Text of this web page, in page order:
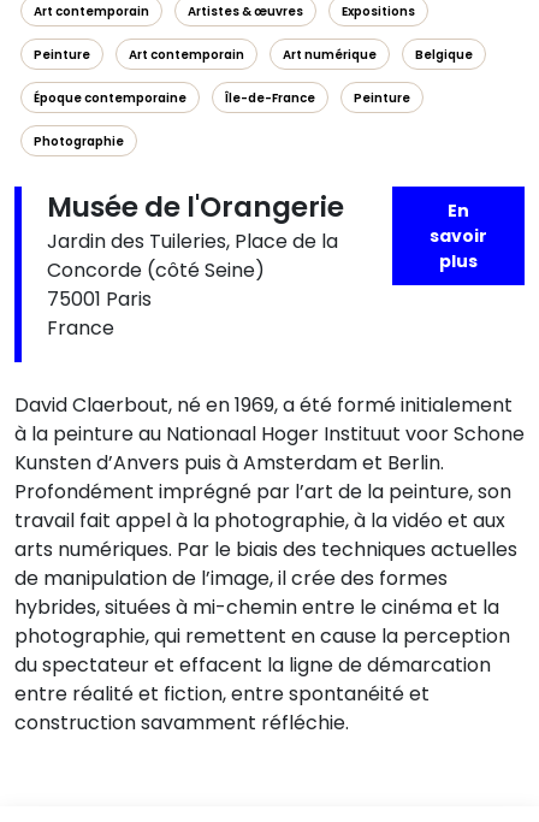
Art contemporain Artistes & œuvres Expositions
Peinture Art contemporain Art numérique Belgique
Époque contemporaine Île-de-France Peinture
Photographie
Musée de l'Orangerie
Jardin des Tuileries, Place de la
Concorde (côté Seine)
75001 Paris
France
En
savoir
plus
David Claerbout, né en 1969, a été formé initialement
à la peinture au Nationaal Hoger Instituut voor Schone
Kunsten d’Anvers puis à Amsterdam et Berlin.
Profondément imprégné par l’art de la peinture, son
travail fait appel à la photographie, à la vidéo et aux
arts numériques. Par le biais des techniques actuelles
de manipulation de l’image, il crée des formes
hybrides, situées à mi-chemin entre le cinéma et la
photographie, qui remettent en cause la perception
du spectateur et effacent la ligne de démarcation
entre réalité et fiction, entre spontanéité et
construction savamment réfléchie.